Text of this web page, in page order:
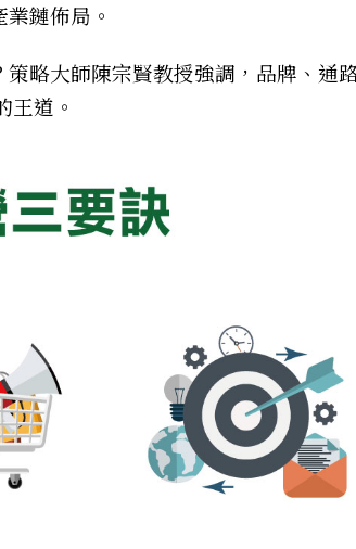
鏈佈局。
略大師陳宗賢教授強調，品牌、通路
道。